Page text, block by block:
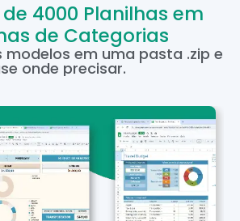
4000 Planilhas em
de Categorias
modelos em uma pasta .zip e
onde precisar.